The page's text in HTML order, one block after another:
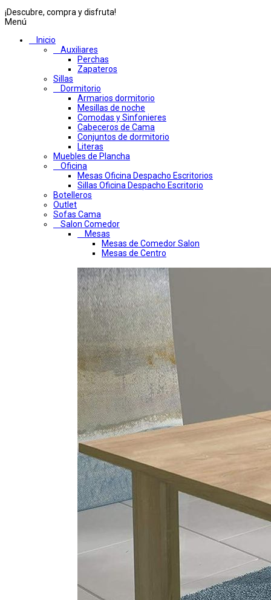
¡Descubre, compra y disfruta!
Menú
Inicio
Auxiliares
Perchas
Zapateros
Sillas
Dormitorio
Armarios dormitorio
Mesillas de noche
Comodas y Sinfonieres
Cabeceros de Cama
Conjuntos de dormitorio
Literas
Muebles de Plancha
Oficina
Mesas Oficina Despacho Escritorios
Sillas Oficina Despacho Escritorio
Botelleros
Outlet
Sofas Cama
Salon Comedor
Mesas
Mesas de Comedor Salon
Mesas de Centro